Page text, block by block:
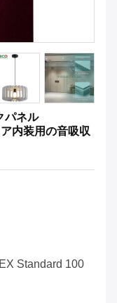
パネル
内装用の音吸収
Standard 100